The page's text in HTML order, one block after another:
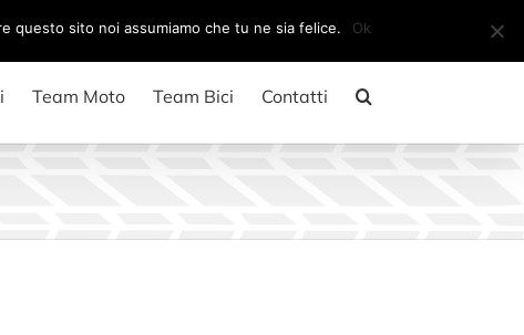
Il mio account CARRELLO
Team Moto Team Bici Contatti
questo sito noi assumiamo che tu ne sia felice. Ok